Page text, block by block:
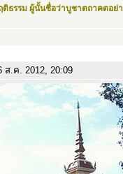
ติธรรม ผู้นั้นชื่อว่าบูชาตถาคตอย่า
ส.ค. 2012, 20:09